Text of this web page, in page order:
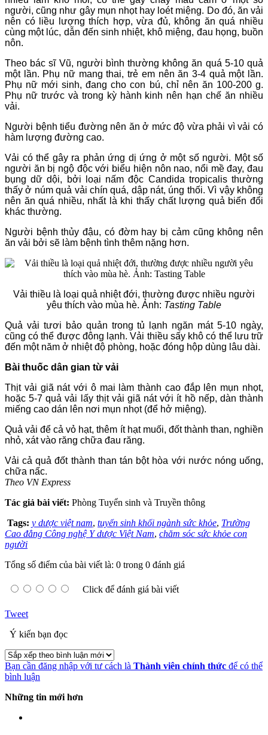
người, cũng như gây mụn nhọt hay loét miệng. Do đó, ăn vải
nên có liều lượng thích hợp, vừa đủ, không ăn quá nhiều
cùng một lúc, dẫn đến sinh nhiệt, khô miệng, đau họng, buồn
nôn.
Theo bác sĩ Vũ, người bình thường không ăn quá 5-10 quả
một lần. Phụ nữ mang thai, trẻ em nên ăn 3-4 quả một lần.
Phụ nữ mới sinh, đang cho con bú, chỉ nên ăn 100-200 g.
Phụ nữ trước và trong kỳ hành kinh nên hạn chế ăn nhiều
vải.
Người bệnh tiểu đường nên ăn ở mức độ vừa phải vì vải có
hàm lượng đường cao.
Vải có thể gây ra phản ứng dị ứng ở một số người. Một số
người ăn bị ngộ độc với biểu hiện nôn nao, nổi mề đay, đau
bụng dữ dội, bởi loại nấm độc Candida tropicalis thường
thấy ở núm quả vải chín quá, dập nát, úng thối. Vì vậy không
nên ăn quá nhiều, nhất là khi thấy chất lượng quả biến đổi
khác thường.
Người bệnh thủy đậu, có đờm hay bị cảm cũng không nên
ăn vải bởi sẽ làm bệnh tình thêm nặng hơn.
Vải thiều là loại quả nhiệt đới, thường được nhiều người
yêu thích vào mùa hè. Ảnh: Tasting Table
Quả vải tươi bảo quản trong tủ lạnh ngăn mát 5-10 ngày,
cũng có thể được đông lạnh. Vải thiều sấy khô có thể lưu trữ
đến một năm ở nhiệt độ phòng, hoặc đóng hộp dùng lâu dài.
Bài thuốc dân gian từ vải
Thịt vải giã nát với ô mai làm thành cao đắp lên mụn nhọt,
hoặc 5-7 quả vải lấy thịt vải giã nát với ít hồ nếp, dàn thành
miếng cao dán lên nơi mụn nhọt (để hở miệng).
Quả vải để cả vỏ hạt, thêm ít hạt muối, đốt thành than, nghiền
nhỏ, xát vào răng chữa đau răng.
Vải cả quả đốt thành than tán bột hòa với nước nóng uống,
chữa nấc.
Theo VN Express
Tác giả bài viết: Phòng Tuyển sinh và Truyền thông
Tags: y dược việt nam, tuyển sinh khối ngành sức khỏe, Trường
Cao đẳng Công nghệ Y dược Việt Nam, chăm sóc sức khỏe con
người
Tổng số điểm của bài viết là: 0 trong 0 đánh giá
Click để đánh giá bài viết
Tweet
Ý kiến bạn đọc
Bạn cần đăng nhập với tư cách là Thành viên chính thức để có thể
bình luận
Những tin mới hơn